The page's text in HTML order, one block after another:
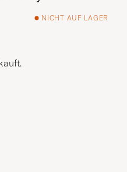
NICHT AUF LAGER